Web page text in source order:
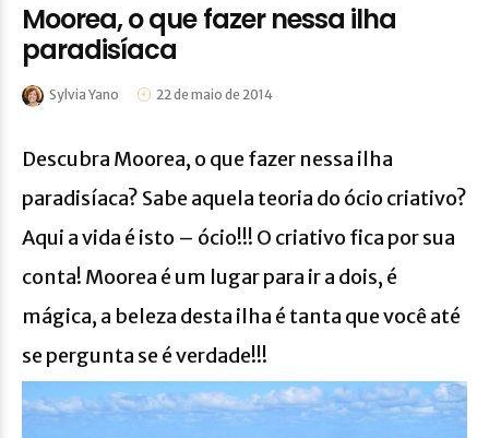
Moorea, o que fazer nessa ilha
paradisíaca
Sylvia Yano 22 de maio de 2014
Descubra Moorea, o que fazer nessa ilha
paradisíaca? Sabe aquela teoria do ócio criativo?
Aqui a vida é isto – ócio!!! O criativo fica por sua
conta! Moorea é um lugar para ir a dois, é
mágica, a beleza desta ilha é tanta que você até
se pergunta se é verdade!!!